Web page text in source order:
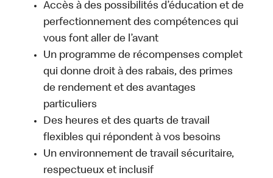
Accès à des possibilités d’éducation et de
perfectionnement des compétences qui
vous font aller de l’avant
Un programme de récompenses complet
qui donne droit à des rabais, des primes
de rendement et des avantages
particuliers
Des heures et des quarts de travail
flexibles qui répondent à vos besoins
Un environnement de travail sécuritaire,
respectueux et inclusif